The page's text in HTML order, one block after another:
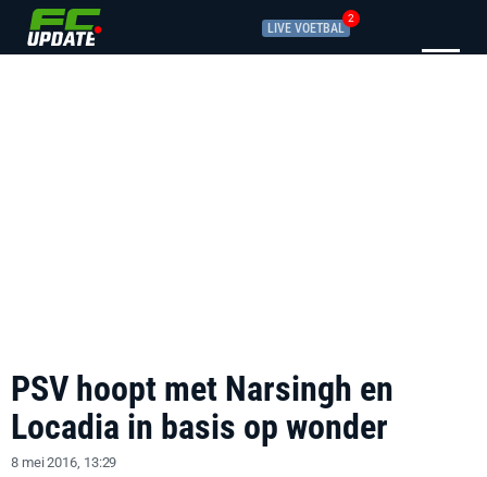
LIVE VOETBAL
2
PSV hoopt met Narsingh en
Locadia in basis op wonder
8 mei 2016, 13:29